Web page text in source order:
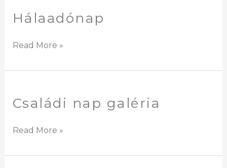
Hálaadónap
Hálaadónap
Read More »
Családi nap galéria
Családi
galéria
Read More »